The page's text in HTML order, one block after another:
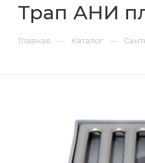
Трап АНИ
Главная — Каталог —